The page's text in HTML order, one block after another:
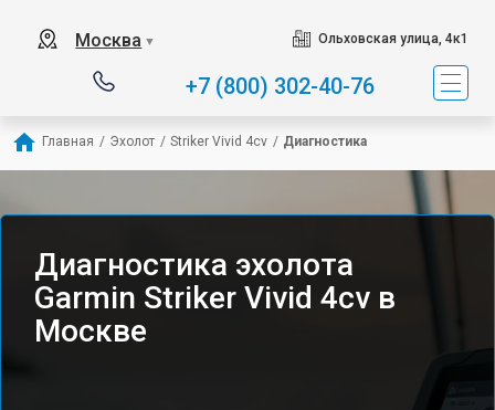
Москва ▼ Ольховская улица, 4к1
+7 (800) 302-40-76
Главная / Эхолот / Striker Vivid 4cv / Диагностика
Диагностика эхолота
Garmin Striker Vivid 4cv в
Москве